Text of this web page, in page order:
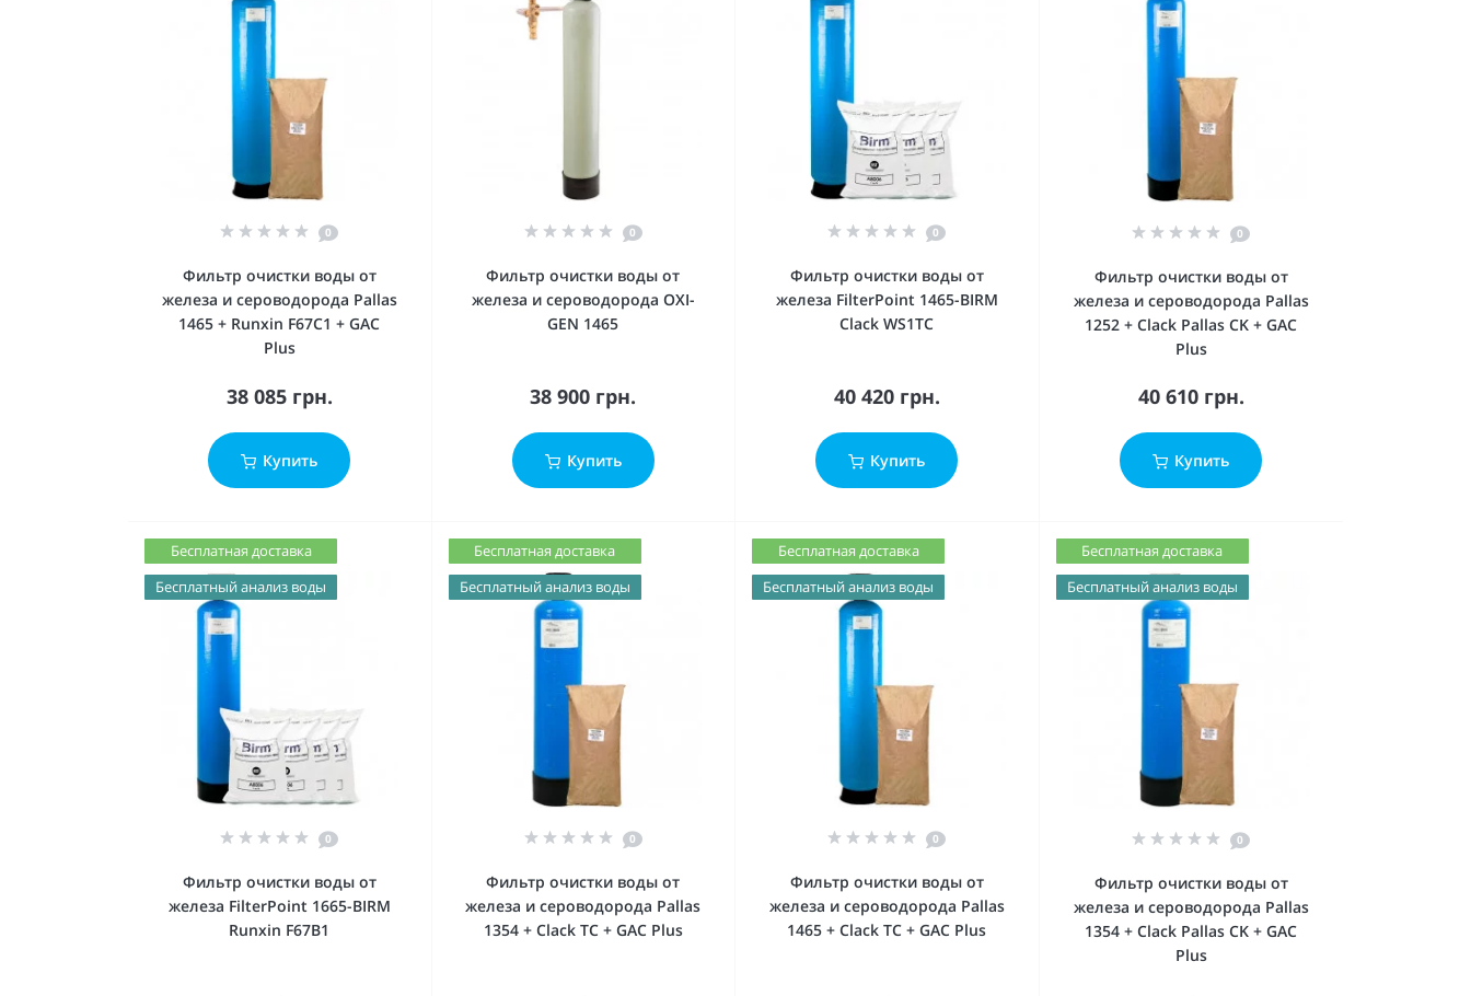
0
Фильтр очистки воды от
железа и сероводорода Pallas
1465 + Runxin F67C1 + GAC
Plus
38 085 грн.
Купить
0
Фильтр очистки воды от
железа и сероводорода OXI-
GEN 1465
38 900 грн.
Купить
0
Фильтр очистки воды от
железа FilterPoint 1465-BIRM
Clack WS1ТС
40 420 грн.
Купить
0
Фильтр очистки воды от
железа и сероводорода Pallas
1252 + Clack Pallas CK + GAC
Plus
40 610 грн.
Купить
Бесплатная доставка
Бесплатный анализ воды
0
Фильтр очистки воды от
железа FilterPoint 1665-BIRM
Runxin F67В1
Бесплатная доставка
Бесплатный анализ воды
0
Фильтр очистки воды от
железа и сероводорода Pallas
1354 + Clack TC + GAC Plus
Бесплатная доставка
Бесплатный анализ воды
0
Фильтр очистки воды от
железа и сероводорода Pallas
1465 + Clack TC + GAC Plus
Бесплатная доставка
Бесплатный анализ воды
0
Фильтр очистки воды от
железа и сероводорода Pallas
1354 + Clack Pallas CK + GAC
Plus